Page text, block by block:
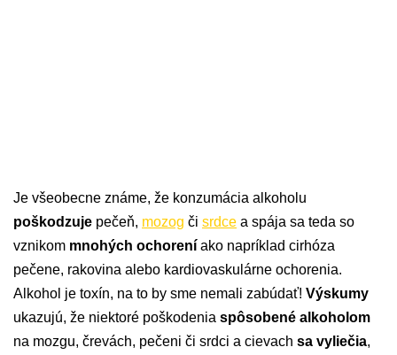
Je všeobecne známe, že konzumácia alkoholu
poškodzuje pečeň, mozog či srdce a spája sa teda so
vznikom mnohých ochorení ako napríklad cirhóza
pečene, rakovina alebo kardiovaskulárne ochorenia.
Alkohol je toxín, na to by sme nemali zabúdať! Výskumy
ukazujú, že niektoré poškodenia spôsobené alkoholom
na mozgu, črevách, pečeni či srdci a cievach sa vyliečia,